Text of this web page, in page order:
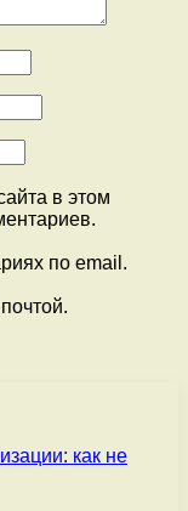
в этом
по email.
как не